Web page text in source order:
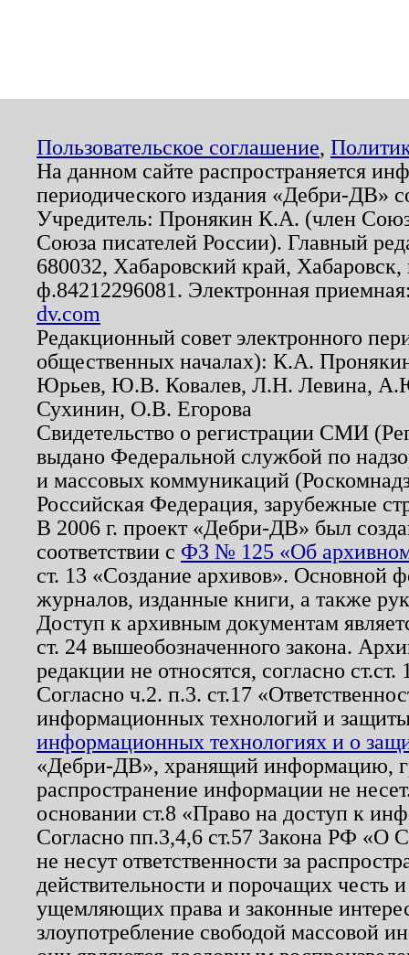
Пользовательское соглашение,
На данном сайте распространяется
периодического издания «Дебри-ДВ»
Учредитель: Пронякин К.А. (член
Союза писателей России). Главный
680032, Хабаровский край,
ф.84212296081. Электронная
dv.com
Редакционный совет электронного
общественных началах): К.А.
Юрьев, Ю.В. Ковалев, Л.Н. Левина,
Сухинин, О.В. Егорова
Свидетельство о регистрации СМИ
выдано Федеральной службой по
и массовых коммуникаций
Российская Федерация, зарубежные
В 2006 г. проект «Дебри-ДВ» был
соответствии с ФЗ № 125 «Об
ст. 13 «Создание архивов». Основной
журналов, изданные книги, а также
Доступ к архивным документам
ст. 24 вышеобозначенного закона.
редакции не относятся, согласно
Согласно ч.2. п.3. ст.17
информационных технологий и
информационных технологиях и о
«Дебри-ДВ», хранящий информацию,
распространение информации не
основании ст.8 «Право на доступ к
Согласно пп.3,4,6 ст.57 Закона РФ «О
не несут ответственности за
действительности и порочащих честь
ущемляющих права и законные
злоупотребление свободой массовой